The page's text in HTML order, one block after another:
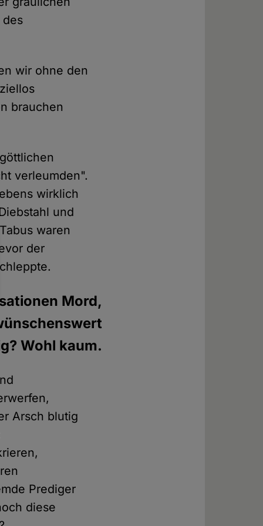
des
wir ohne den
brauchen
verleumden".
wirklich
und
waren
der
Mord,
Wohl kaum.
Arsch blutig
Prediger
diese